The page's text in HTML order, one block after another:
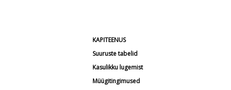
KAPITEENUS
Suuruste tabelid
Kasulikku lugemist
Müügitingimused